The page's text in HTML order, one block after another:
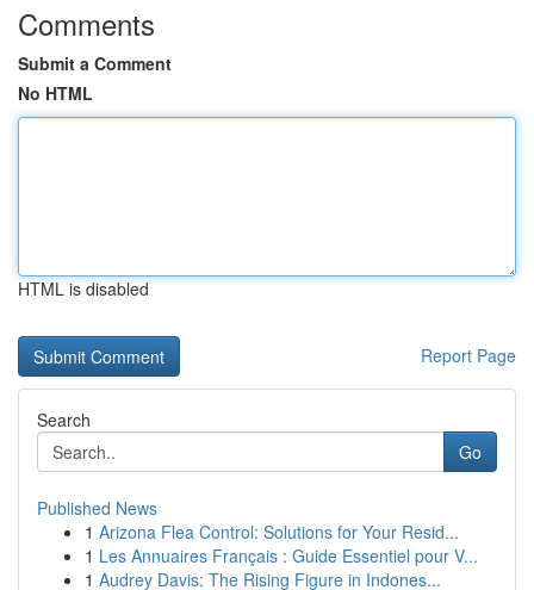
Comments
Submit a Comment
No HTML
HTML is disabled
Report Page
Search
Go
Published News
1 Arizona Flea Control: Solutions for Your Resid...
1 Les Annuaires Français : Guide Essentiel pour V...
1 Audrey Davis: The Rising Figure in Indones...